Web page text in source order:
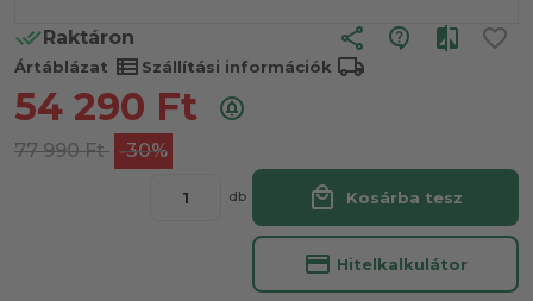
Raktáron share
Ártáblázat view_list Szállítási információk local_shipping
54 290 Ft
77 990 Ft -30%
db local_mall Kosárba tesz
credit_card Hitelkalkulátor